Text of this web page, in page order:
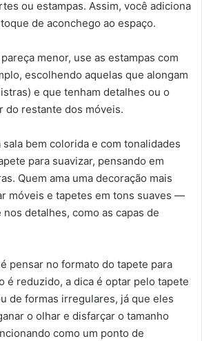
ou estampas. Assim, você adiciona
de aconchego ao espaço.
menor, use as estampas com
escolhendo aquelas que alongam
e que tenham detalhes ou o
do restante dos móveis.
bem colorida e com tonalidades
para suavizar, pensando em
Quem ama uma decoração mais
móveis e tapetes em tons suaves —
detalhes, como as capas de
pensar no formato do tapete para
é reduzido, a dica é optar pelo tapete
de formas irregulares, já que eles
o olhar e disfarçar o tamanho
como um ponto de